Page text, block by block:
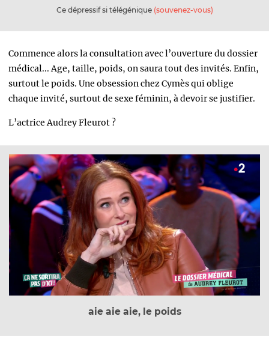
Ce dépressif si télégénique (souvenez-vous)
Commence alors la consultation avec l’ouverture du dossier
médical...Age, taille, poids, on saura tout des invités. Enfin,
surtout le poids. Une obsession chez Cymès qui oblige
chaque invité, surtout de sexe féminin, à devoir se justifier.
L’actrice Audrey Fleurot ?
aie aie aie, le poids